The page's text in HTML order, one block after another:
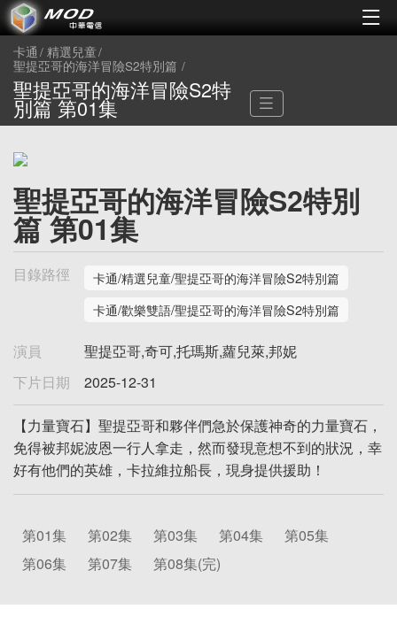
卡通 精選兒童
聖提亞哥的海洋冒險S2特別篇
聖提亞哥的海洋冒險S2特
別篇 第01集
聖提亞哥的海洋冒險S2特別
篇 第01集
目錄路徑
卡通/精選兒童/聖提亞哥的海洋冒險S2特別篇
卡通/歡樂雙語/聖提亞哥的海洋冒險S2特別篇
演員
聖提亞哥,奇可,托瑪斯,蘿兒萊,邦妮
下片日期
2025-12-31
【力量寶石】聖提亞哥和夥伴們急於保護神奇的力量寶石，
免得被邦妮波恩一行人拿走，然而發現意想不到的狀況，幸
好有他們的英雄，卡拉維拉船長，現身提供援助！
第01集 第02集 第03集 第04集
第05集
第06集
第07集 第08集(完)